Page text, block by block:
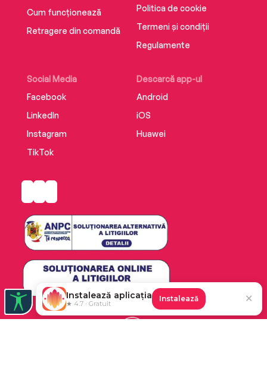
Cum funcționează
Retragere din comandă
Social Media
Facebook
LinkedIn
Instagram
TikTok
Descarcă app-ul
Android
iOS
Huawei
Politica de cookie
Termeni și condiții
Regulamente
Instalează aplicația
★ 4.7 · Gratuit
Instalează ✕